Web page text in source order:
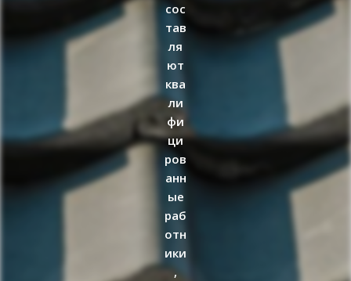
сос
тав
ля
ют
ква
ли
фи
ци
ров
анн
ые
раб
отн
ики
,